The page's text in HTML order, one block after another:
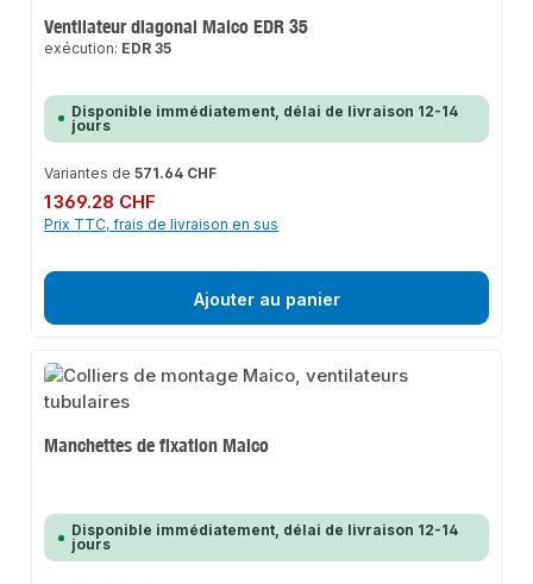
Ventilateur diagonal Maico EDR 35
exécution: EDR 35
Disponible immédiatement, délai de livraison 12-14
jours
Variantes de 571.64 CHF
Prix régulier :
1 369.28 CHF
Prix TTC, frais de livraison en sus
Ajouter au panier
Manchettes de fixation Maico
Disponible immédiatement, délai de livraison 12-14
jours